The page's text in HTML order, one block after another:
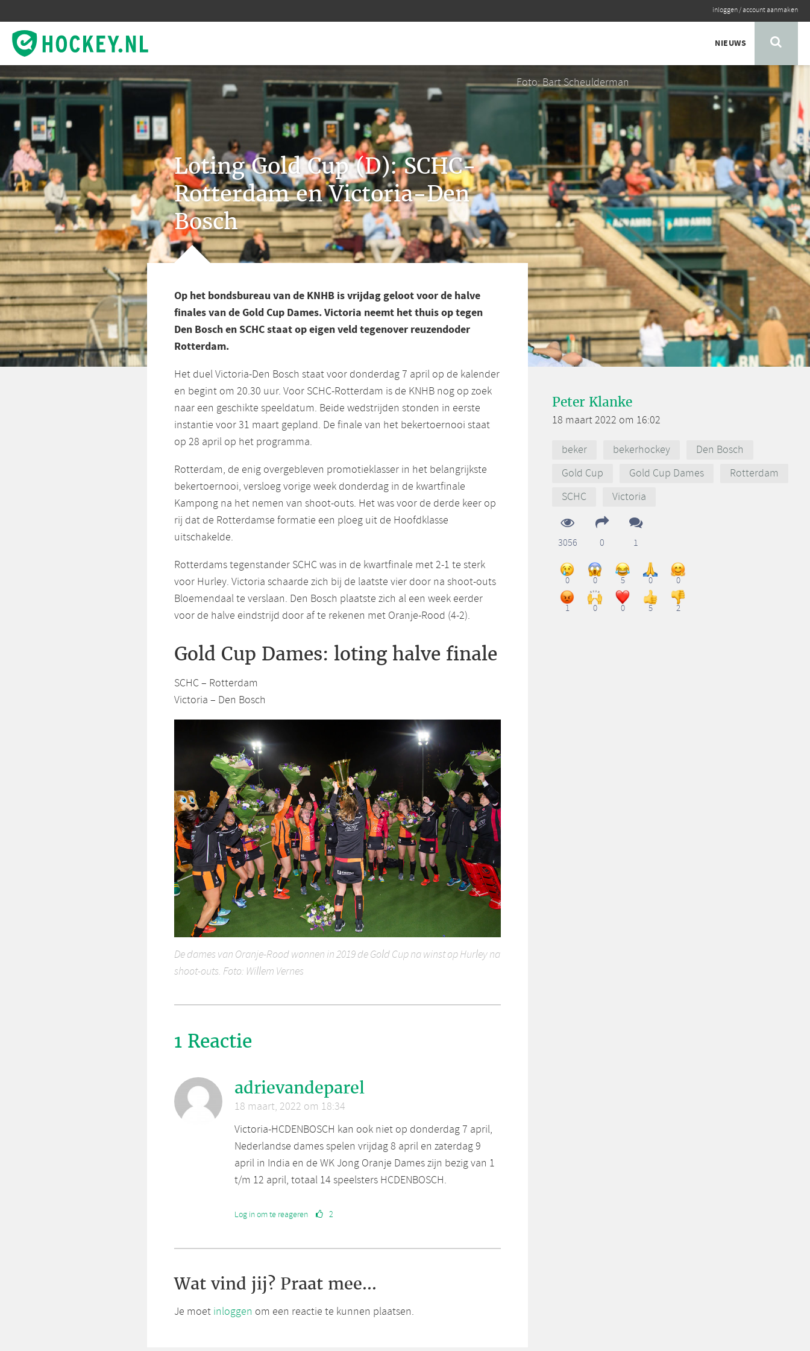
inloggen/account aanmaken
NIEUWS
Foto: Bart Scheulderman
Loting Gold Cup (D): SCHC-
Rotterdam en Victoria-Den
Bosch
Op het bondsbureau van de KNHB is vrijdag geloot voor de halve
finales van de Gold Cup Dames. Victoria neemt het thuis op tegen
Den Bosch en SCHC staat op eigen veld tegenover reuzendoder
Rotterdam.
Het duel Victoria-Den Bosch staat voor donderdag 7 april op de kalender
en begint om 20.30 uur. Voor SCHC-Rotterdam is de KNHB nog op zoek
naar een geschikte speeldatum. Beide wedstrijden stonden in eerste
instantie voor 31 maart gepland. De finale van het bekertoernooi staat
op 28 april op het programma.
Rotterdam, de enig overgebleven promotieklasser in het belangrijkste
bekertoernooi, versloeg vorige week donderdag in de kwartfinale
Kampong na het nemen van shoot-outs. Het was voor de derde keer op
rij dat de Rotterdamse formatie een ploeg uit de Hoofdklasse
uitschakelde.
Rotterdams tegenstander SCHC was in de kwartfinale met 2-1 te sterk
voor Hurley. Victoria schaarde zich bij de laatste vier door na shoot-outs
Bloemendaal te verslaan. Den Bosch plaatste zich al een week eerder
voor de halve eindstrijd door af te rekenen met Oranje-Rood (4-2).
Gold Cup Dames: loting halve finale
SCHC – Rotterdam
Victoria – Den Bosch
De dames van Oranje-Rood wonnen in 2019 de Gold Cup na winst op Hurley na
shoot-outs. Foto: Willem Vernes
1 Reactie
adrievandeparel
18 maart, 2022 om 18:34
Victoria-HCDENBOSCH kan ook niet op donderdag 7 april,
Nederlandse dames spelen vrijdag 8 april en zaterdag 9
april in India en de WK Jong Oranje Dames zijn bezig van 1
t/m 12 april, totaal 14 speelsters HCDENBOSCH.
Log in om te reageren 2
Wat vind jij? Praat mee...
Je moet inloggen om een reactie te kunnen plaatsen.
Peter Klanke
18 maart 2022 om 16:02
beker bekerhockey
Den Bosch
Gold Cup
Gold Cup Dames
Rotterdam
SCHC
Victoria
3056 0 1
0 0 5 0 0
1 0 0 5 2